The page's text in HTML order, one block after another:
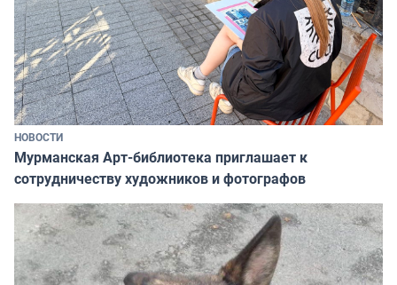
НОВОСТИ
Мурманская Арт-библиотека приглашает к
сотрудничеству художников и фотографов